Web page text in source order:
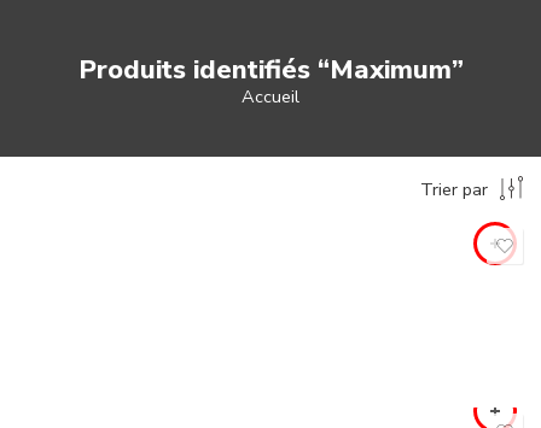
Produits identifiés “Maximum”
Accueil
Trier par